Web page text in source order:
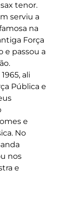
tenor.
serviu a
na
Força
e passou a
ali
Pública e
e
No
nos
e